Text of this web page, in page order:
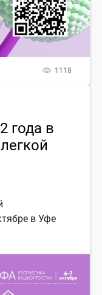
1118
года в
в Уфе